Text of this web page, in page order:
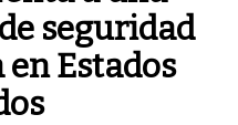
seguridad
Estados